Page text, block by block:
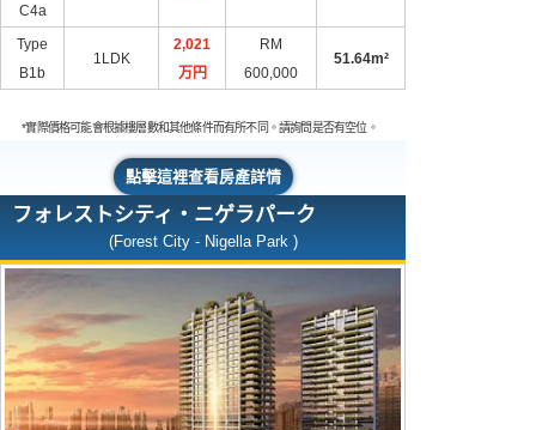
C4a
Type
B1b
1LDK
2,021
万円
RM
600,000
51.64m²
*實際價格可能會根據樓層數和其他條件而有所不同。請詢問是否有空位。
點擊這裡查看房產詳情
フォレストシティ・ニゲラパーク
(Forest City - Nigella Park )